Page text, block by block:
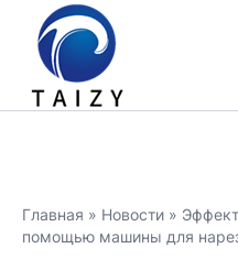
Главная » Новости »
помощью машины для